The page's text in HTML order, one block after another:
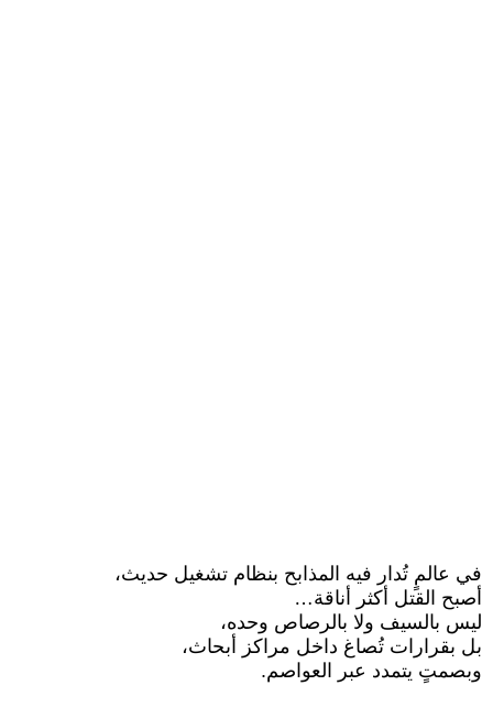
في عالمٍ تُدار فيه المذابح بنظام تشغيل حديث،
أصبح القتل أكثر أناقة…
ليس بالسيف ولا بالرصاص وحده،
بل بقرارات تُصاغ داخل مراكز أبحاث،
وبصمتٍ يتمدد عبر العواصم.